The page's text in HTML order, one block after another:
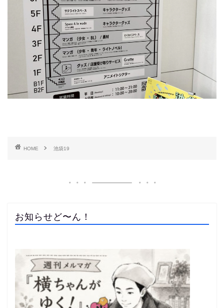
HOME 池袋19
お知らせど〜ん！